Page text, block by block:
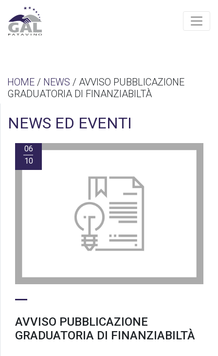
HOME / NEWS / AVVISO PUBBLICAZIONE
GRADUATORIA DI FINANZIABILTÀ
NEWS ED EVENTI
06
10
AVVISO PUBBLICAZIONE
GRADUATORIA DI FINANZIABILTÀ